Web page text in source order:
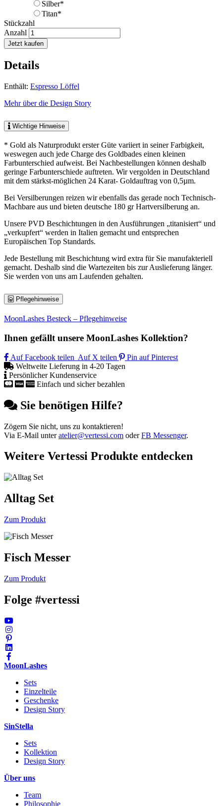
Silber*
Titan*
Stückzahl
Anzahl
Jetzt kaufen
Details
Enthält: Espresso Löffel
Mehr über die Design Story
Wichtige Hinweise
* Gold als Naturprodukt erster Güte variiert in seiner Farbigkeit,
weswegen auch jede Charge des Goldbades einen kleinen
Farbunterschied aufweist. Bei Nachbestellungen können deshalb
geringe Farbunterschiede auftreten. Wir vergolden in Deutschland
mit dem stärkst-möglichen 24 Karat- Goldauftrag von 0,5µm.
Bei Versilberungen reizen wir ebenfalls das gerade noch Technisch-
Machbare aus und bieten deutsche 180 gr Hartversilberung an.
Unsere PVD Beschichtungen in den Ausführungen „titanisiert“ und
„verkupfert“ werden in Italien gemacht und entsprechen
Europäischen Top Standards.
Jede Bestellung mit Beschichtung wird extra für Sie manufakteriell
gemacht. Deshalb sind die Wartezeiten bis zur Auslieferung länger.
Sie werden von uns am Laufenden gehalten.
Pflegehinweise
MoonLashes Besteck – Pflegehinweise
Ihnen gefällt unsere MoonLashes Kollektion?
Auf Facebook teilen Auf X teilen
Pin auf Pinterest
Weltweite Lieferung in 4-20 Tagen
Persönlicher Kundenservice
Einfach und sicher bezahlen
Sie benötigen Hilfe?
Zögern Sie nicht, uns zu kontaktieren!
Via E-Mail unteratelier@vertessi.com oderFB Messenger.
Weitere Vertessi Produkte entdecken
Alltag Set
Zum Produkt
Fisch Messer
Zum Produkt
Folge #vertessi
MoonLashes
Sets
Einzelteile
Geschenke
Design Story
SinStella
Sets
Kollektion
Design Story
Über uns
Team
Philosophie